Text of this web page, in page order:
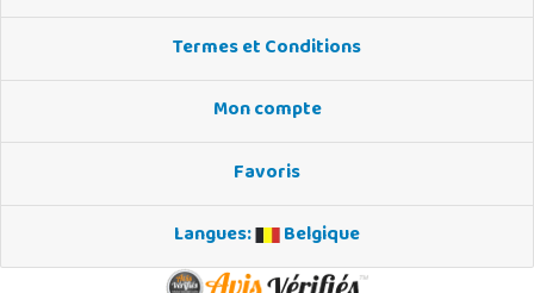
Termes et Conditions
Mon compte
Favoris
Langues:
Belgique